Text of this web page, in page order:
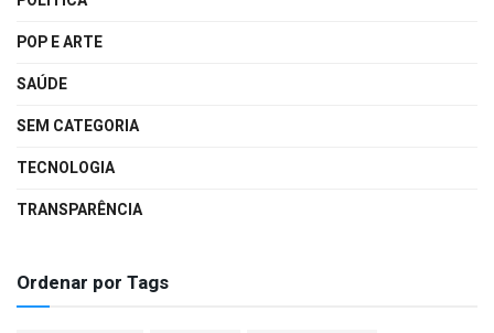
POP E ARTE
SAÚDE
SEM CATEGORIA
TECNOLOGIA
TRANSPARÊNCIA
Ordenar por Tags